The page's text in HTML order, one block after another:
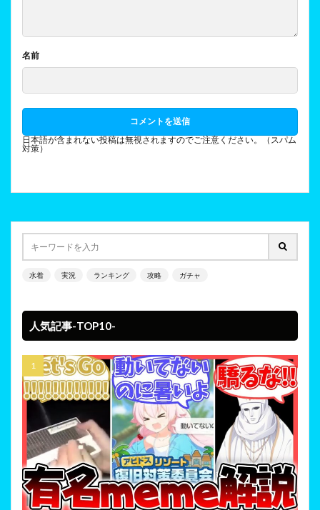
名前
日本語が含まれない投稿は無視されますのでご注意ください。（スパム
対策）
水着 実況 ランキング 攻略 ガチャ
人気記事-TOP10-